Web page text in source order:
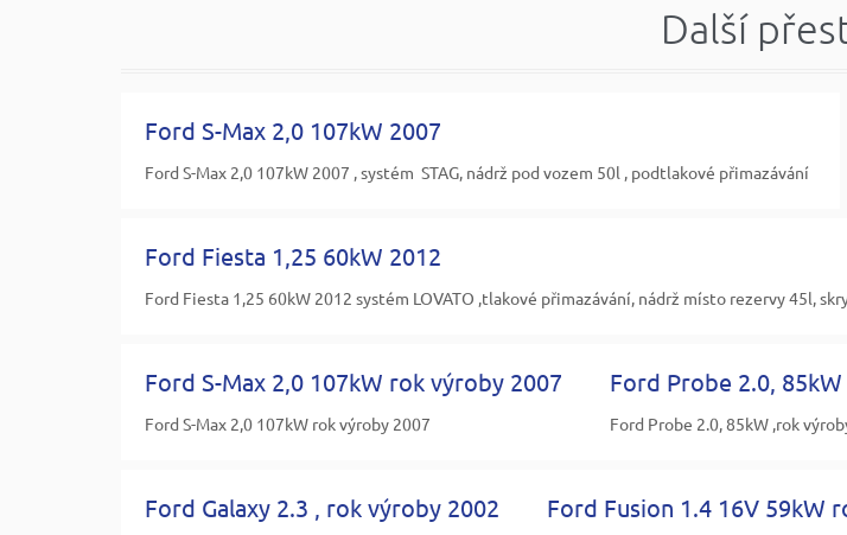
Další
Ford S-Max 2,0 107kW 2007
Ford S-Max 2,0 107kW 2007 , systém STAG, nádrž pod vozem 50l , podtlakové přimazávání
Ford Fiesta 1,25 60kW 2012
Ford Fiesta 1,25 60kW 2012 systém LOVATO ,tlakové přimazávání, nádrž místo rezervy 45l,
Ford S-Max 2,0 107kW rok výroby 2007
Ford S-Max 2,0 107kW rok výroby 2007
Ford Probe 2.0,
Ford Probe 2.0, 85kW ,rok
Ford Galaxy 2.3 , rok výroby 2002 Ford Fusion 1.4 16V 59kW